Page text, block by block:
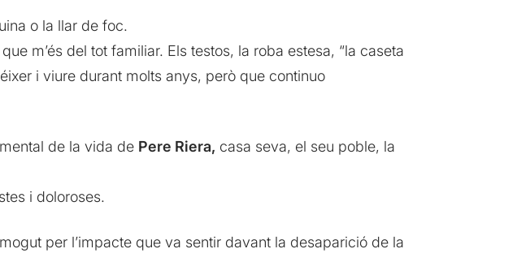
o la llar de foc.
m’és del tot familiar. Els testos, la roba estesa, “la caseta
i viure durant molts anys, però que continuo
de la vida de Pere Riera, casa seva, el seu poble, la
i doloroses.
per l’impacte que va sentir davant la desaparició de la